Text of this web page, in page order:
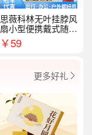
思薇科林无叶挂脖风
扇小型便携戴式随身
挂脖子降温神器
￥59
更多好礼 